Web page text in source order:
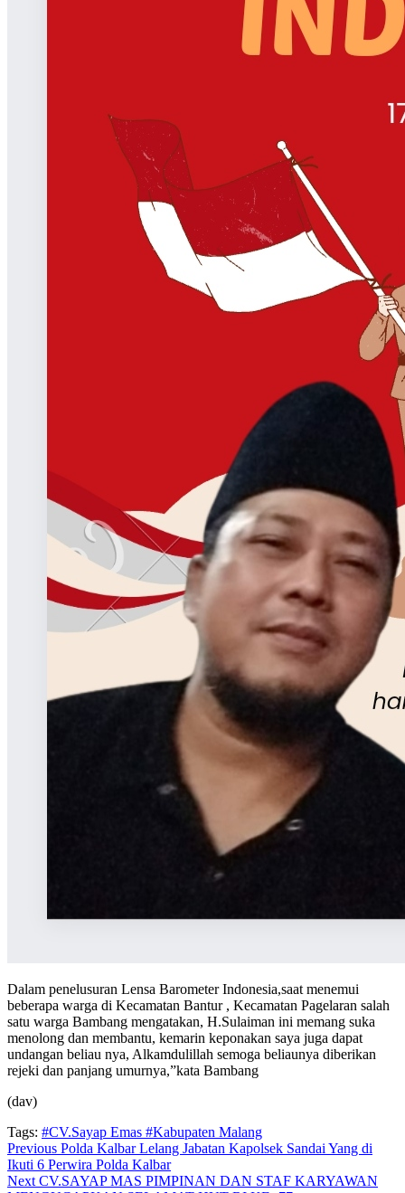
Dalam penelusuran Lensa Barometer Indonesia,saat menemui
beberapa warga di Kecamatan Bantur , Kecamatan Pagelaran salah
satu warga Bambang mengatakan, H.Sulaiman ini memang suka
menolong dan membantu, kemarin keponakan saya juga dapat
undangan beliau nya, Alkamdulillah semoga beliaunya diberikan
rejeki dan panjang umurnya,”kata Bambang
(dav)
Tags: #CV.Sayap Emas #Kabupaten Malang
Continue
Reading
Previous Polda Kalbar Lelang Jabatan Kapolsek Sandai Yang di
Ikuti 6 Perwira Polda Kalbar
Next CV.SAYAP MAS PIMPINAN DAN STAF KARYAWAN